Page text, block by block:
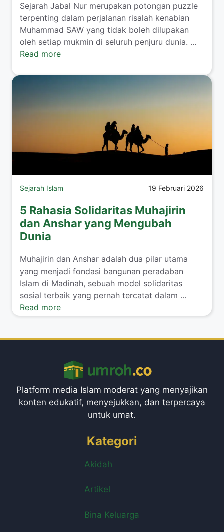
Sejarah Jabal Nur merupakan potongan puzzle
terpenting dalam perjalanan risalah kenabian
Muhammad SAW yang tidak boleh dilupakan
oleh setiap mukmin di seluruh penjuru dunia. ...
Read more
Sejarah Islam 19 Februari 2026
5 Rahasia Solidaritas Muhajirin
dan Anshar yang Mengubah
Dunia
Muhajirin dan Anshar adalah dua pilar utama
yang menjadi fondasi bangunan peradaban
Islam di Madinah, sebuah model solidaritas
sosial terbaik yang pernah tercatat dalam ...
Read more
Platform media Islam moderat yang menyajikan
konten edukatif, menyejukkan, dan terpercaya
untuk umat.
Kategori
Akidah
Artikel
Bina Keluarga